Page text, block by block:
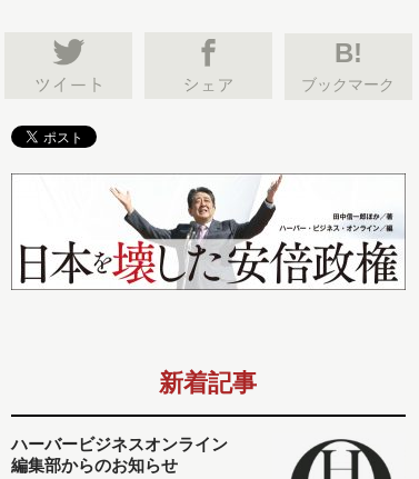
B!
ブックマーク
新着記事
ハーバービジネスオンライン
編集部からのお知らせ